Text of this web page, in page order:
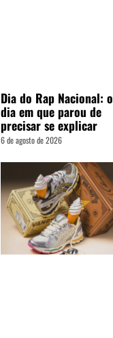
Dia do Rap Nacional: o
dia em que parou de
precisar se explicar
6 de agosto de 2026